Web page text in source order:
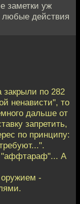
заметки уж
любые действия
закрыли по 282
ненависти", то
дальше от
запретить,
по принципу:
"аффтараф"... А
-